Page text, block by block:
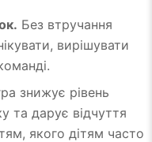
Без втручання
вирішувати
знижує рівень
та дарує відчуття
якого дітям часто